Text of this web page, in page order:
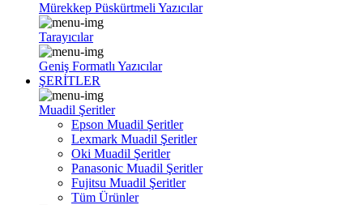
Mürekkep Püskürtmeli Yazıcılar
Tarayıcılar
Geniş Formatlı Yazıcılar
ŞERİTLER
Muadil Şeritler
Epson Muadil Şeritler
Lexmark Muadil Şeritler
Oki Muadil Şeritler
Panasonic Muadil Şeritler
Fujitsu Muadil Şeritler
Tüm Ürünler